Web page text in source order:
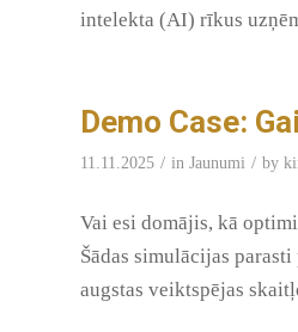
intelekta (AI) rīkus
Demo Case:
11.11.2025 / in Jaunumi / by
Vai esi domājis, kā
Šādas simulācijas
augstas veiktspējas